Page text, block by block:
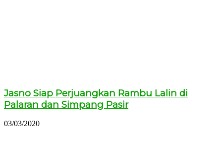
Jasno Siap Perjuangkan Rambu Lalin di
Palaran dan Simpang Pasir
03/03/2020